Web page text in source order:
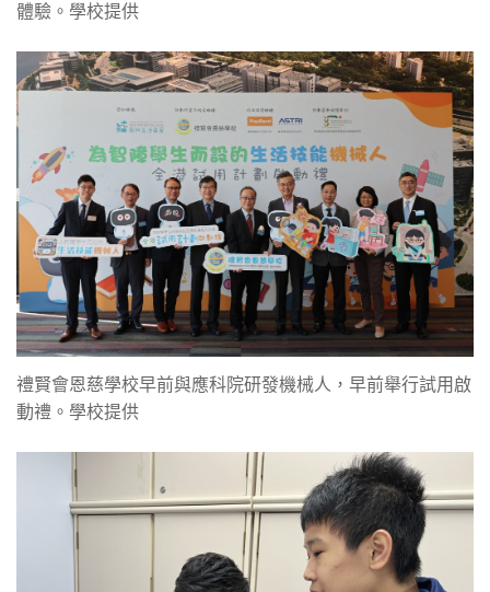
體驗。學校提供
禮賢會恩慈學校早前與應科院研發機械人，早前舉行試用啟
動禮。學校提供